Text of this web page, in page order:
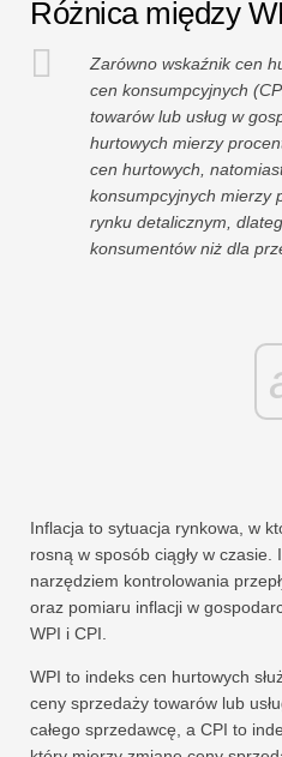
Różnica między
Zarówno wskaźnik cen
cen konsumpcyjnych
towarów lub usług w
hurtowych mierzy
cen hurtowych,
konsumpcyjnych mierzy
rynku detalicznym,
konsumentów niż dla
Inflacja to sytuacja rynkowa, w
rosną w sposób ciągły w czasie.
narzędziem kontrolowania
oraz pomiaru inflacji w
WPI i CPI.
WPI to indeks cen hurtowych
ceny sprzedaży towarów lub
całego sprzedawcę, a CPI to